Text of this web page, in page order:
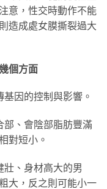
意，性交時動作不能
造成處女膜撕裂過大
個方面
基因的控制與影響。
部、會陰部脂肪豐滿
對短小。
壯、身材高大的男
大，反之則可能小一